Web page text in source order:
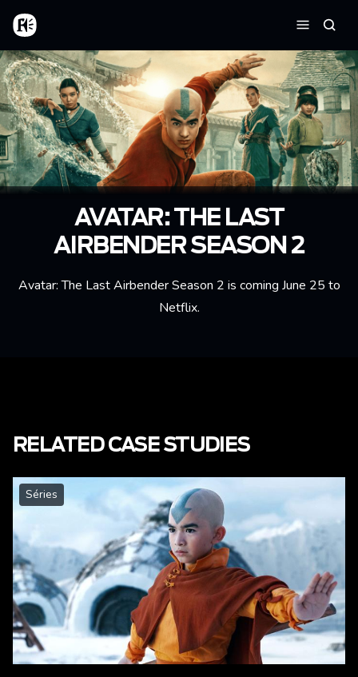
Aller au contenu principal
Accueil
Menu
AVATAR: THE LAST
AIRBENDER SEASON 2
Avatar: The Last Airbender Season 2 is coming June 25 to
Netflix.
RELATED CASE STUDIES
Séries